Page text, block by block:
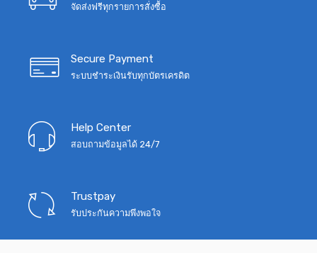
จัดส่งฟรีทุกรายการสั่งซื้อ
Secure Payment
ระบบชำระเงินรับทุกบัตรเครดิต
Help Center
สอบถามข้อมูลได้ 24/7
Trustpay
รับประกันความพึงพอใจ